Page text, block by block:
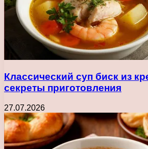
Классический суп биск из
секреты приготовления
27.07.2026